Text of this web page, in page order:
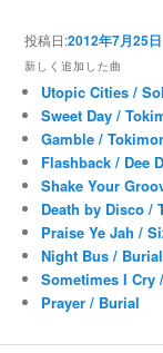
投稿日:2012年7月25日
新しく追加した曲
Utopic Cities /
Sweet Day /
Gamble /
Flashback / Dee
Shake Your
Death by Disco /
Praise Ye Jah /
Night Bus / Burial
Sometimes I Cry
Prayer / Burial